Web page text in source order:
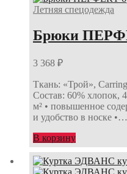
Летняя спецодежда
Брюки
3 368 ₽
Ткань: «Трой»,
Состав: 60% хлопок,
м² • повышенное
и удобство в носке •…
В корзину